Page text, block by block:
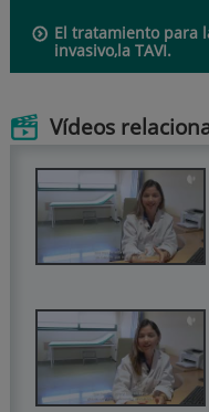
El tratamiento para
invasivo,la TAVI.
Vídeos